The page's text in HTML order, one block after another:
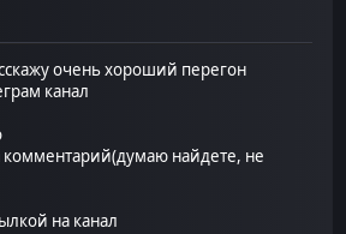
очень хороший перегон
канал
комментарий(думаю найдете, не
на канал